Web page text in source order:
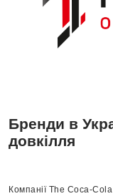
Бренди в
довкілля
Компанії The Coca-